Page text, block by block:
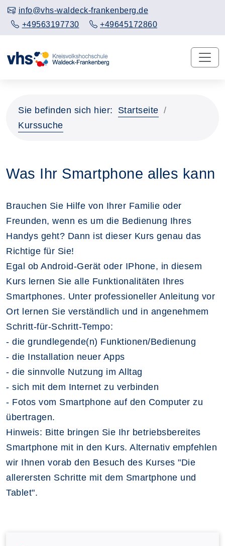
info@vhs-waldeck-frankenberg.de
+49563197730
+49645172860
Sie befinden sich hier:
Startseite
Kurssuche
Was Ihr Smartphone alles kann
Brauchen Sie Hilfe von Ihrer Familie oder
Freunden, wenn es um die Bedienung Ihres
Handys geht? Dann ist dieser Kurs genau das
Richtige für Sie!
Egal ob Android-Gerät oder IPhone, in diesem
Kurs lernen Sie alle Funktionalitäten Ihres
Smartphones. Unter professioneller Anleitung vor
Ort lernen Sie verständlich und in angenehmem
Schritt-für-Schritt-Tempo:
- die grundlegende(n) Funktionen/Bedienung
- die Installation neuer Apps
- die sinnvolle Nutzung im Alltag
- sich mit dem Internet zu verbinden
- Fotos vom Smartphone auf den Computer zu
übertragen.
Hinweis: Bitte bringen Sie Ihr betriebsbereites
Smartphone mit in den Kurs. Alternativ empfehlen
wir Ihnen vorab den Besuch des Kurses "Die
allerersten Schritte mit dem Smartphone und
Tablet".